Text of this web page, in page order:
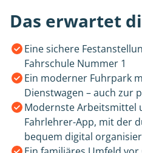
Das erwartet
Eine sichere
Fahrschule Nummer 1
Ein moderner Fuhrpark
Dienstwagen – auch zur
Modernste Arbeitsmittel
Fahrlehrer-App, mit der
bequem digital